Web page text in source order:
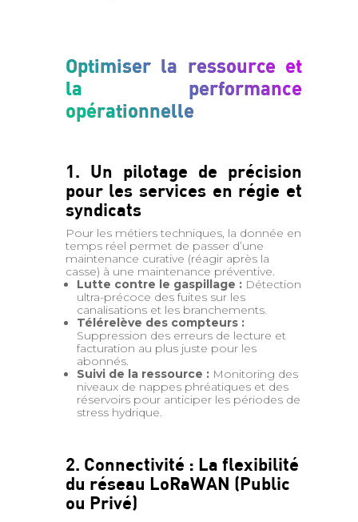
Optimiser la ressource et
la performance
opérationnelle
1. Un pilotage de précision
pour les services en régie et
syndicats
Pour les métiers techniques, la donnée en
temps réel permet de passer d’une
maintenance curative (réagir après la
casse) à une maintenance préventive.
Lutte contre le gaspillage :Détection
ultra-précoce des fuites sur les
canalisations et les branchements.
Télérelève des compteurs :
Suppression des erreurs de lecture et
facturation au plus juste pour les
abonnés.
Suivi de la ressource :Monitoring des
niveaux de nappes phréatiques et des
réservoirs pour anticiper les périodes de
stress hydrique.
2. Connectivité : La flexibilité
du réseau LoRaWAN (Public
ou Privé)